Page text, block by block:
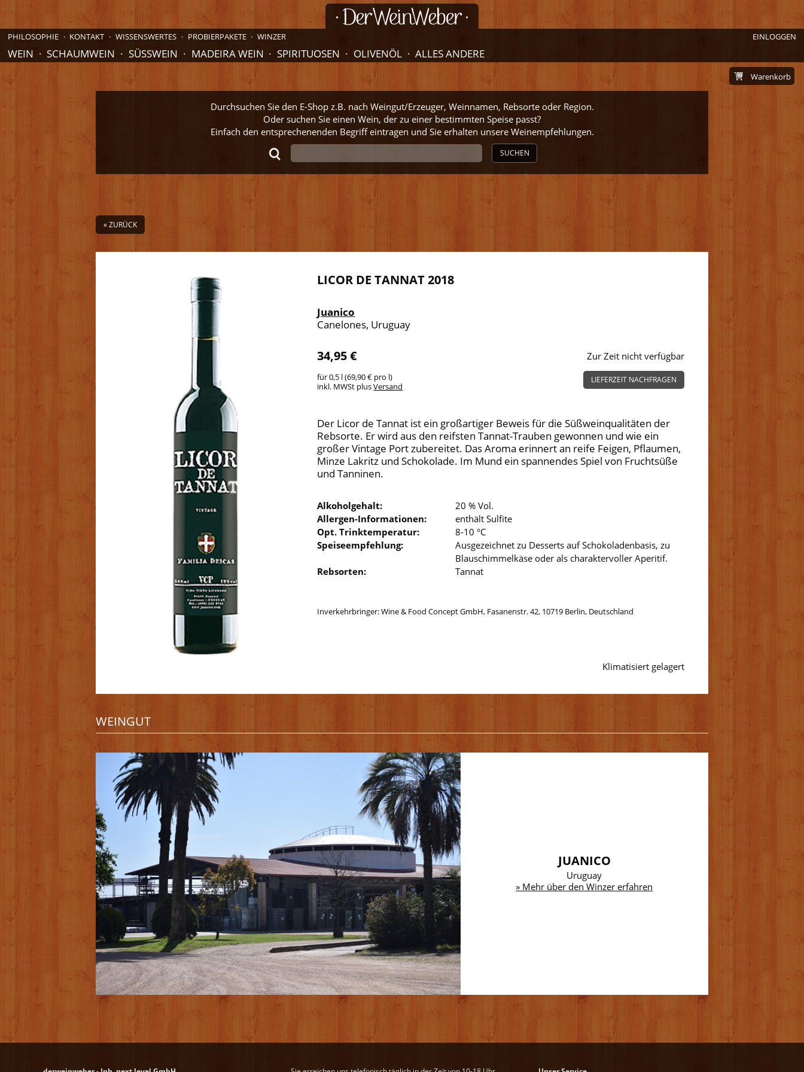
EINLOGGEN
PHILOSOPHIE KONTAKT WISSENSWERTES PROBIERPAKETE WINZER
WEIN SCHAUMWEIN SÜSSWEIN MADEIRA WEIN SPIRITUOSEN OLIVENÖL ALLES ANDERE
Durchsuchen Sie den E-Shop z.B. nach Weingut/Erzeuger, Weinnamen, Rebsorte oder Region.
Oder suchen Sie einen Wein, der zu einer bestimmten Speise passt?
Einfach den entsprechenenden Begriff eintragen und Sie erhalten unsere Weinempfehlungen.
SUCHEN
Warenkorb
« ZURÜCK
LICOR DE TANNAT 2018
Juanico
Canelones, Uruguay
34,95 €
für 0,5 l (69,90 € pro l)
inkl. MWSt plusVersand
Zur Zeit nicht verfügbar
LIEFERZEIT NACHFRAGEN
Der Licor de Tannat ist ein großartiger Beweis für die Süßweinqualitäten der
Rebsorte. Er wird aus den reifsten Tannat-Trauben gewonnen und wie ein
großer Vintage Port zubereitet. Das Aroma erinnert an reife Feigen, Pflaumen,
Minze Lakritz und Schokolade. Im Mund ein spannendes Spiel von Fruchtsüße
und Tanninen.
Alkoholgehalt:
20 % Vol.
Allergen-Informationen:
enthält Sulfite
Opt. Trinktemperatur:
8-10 °C
Speiseempfehlung:
Ausgezeichnet zu Desserts auf Schokoladenbasis, zu
Blauschimmelkäse oder als charaktervoller Aperitif.
Rebsorten:
Tannat
Inverkehrbringer: Wine & Food Concept GmbH, Fasanenstr. 42, 10719 Berlin, Deutschland
Klimatisiert gelagert
WEINGUT
JUANICO
Uruguay
» Mehr über den Winzer erfahren